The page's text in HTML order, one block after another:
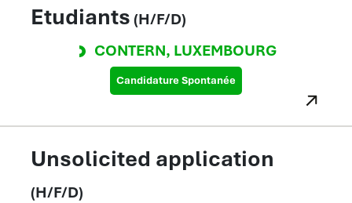
Etudiants (H/F/D)
CONTERN, LUXEMBOURG
Candidature Spontanée
Unsolicited application
(H/F/D)